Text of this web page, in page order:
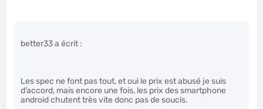
better33 a écrit :
Les spec ne font pas tout, et oui le prix est abusé je suis
d’accord, mais encore une fois, les prix des smartphone
android chutent très vite donc pas de soucis.